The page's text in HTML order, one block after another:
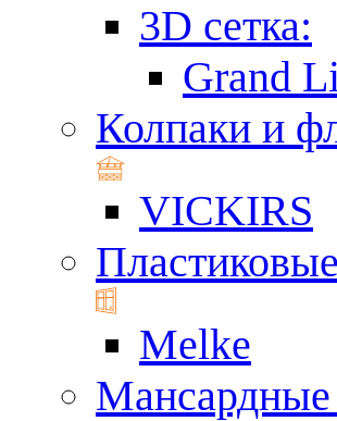
3D сетка:
Grand
Колпаки и
VICKIRS
Melke
Мансардные